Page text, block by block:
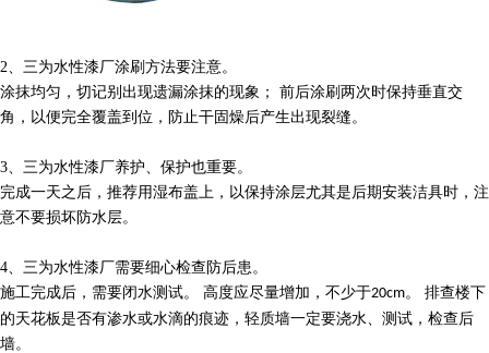
2、 三为水性漆厂涂刷方法要注意。
涂抹均匀，切记别出现遗漏涂抹的现象；
前后涂刷两次时保持垂直交
角，以便完全覆盖到位，防止干固燥后产生出现裂缝。
3、 三为水性漆厂养护、保护也重要。
完成一天之后，推荐用湿布盖上，以保持涂层尤其是后期安装洁具时，注
意不要损坏防水层。
4、 三为水性漆厂需要细心检查防后患。
施工完成后，需要闭水测试。
高度应尽量增加，不少于20cm。 排查楼下
的天花板是否有渗水或水滴的痕迹，轻质墙一定要浇水、 测试，检查后
墙。